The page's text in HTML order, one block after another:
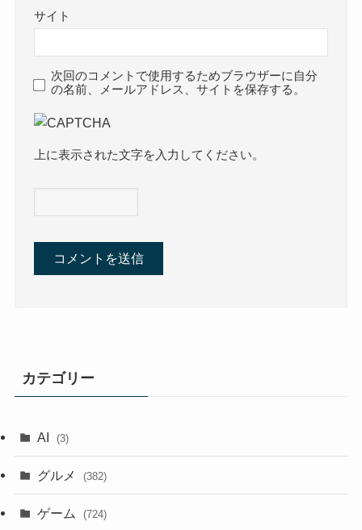
サイト
次回のコメントで使用するためブラウザーに自分
の名前、メールアドレス、サイトを保存する。
上に表示された文字を入力してください。
カテゴリー
AI (3)
グルメ (382)
ゲーム (724)